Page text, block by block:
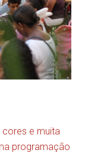
cores e muita
programação